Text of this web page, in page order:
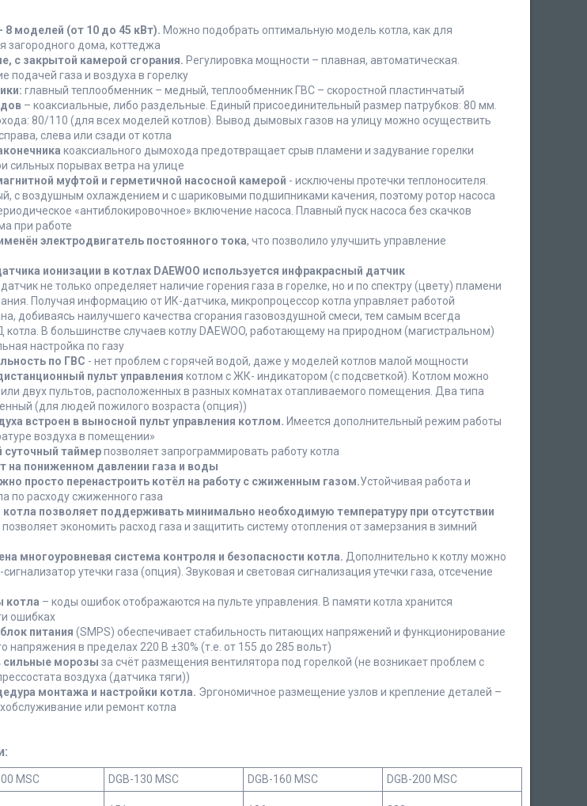
моделей (от 10 до 45 кВт). Можно подобрать оптимальную модель котла, как для
загородного дома, коттеджа
с закрытой камерой сгорания. Регулировка мощности – плавная, автоматическая.
подачей газа и воздуха в горелку
главный теплообменник – медный, теплообменник ГВС – скоростной пластинчатый
– коаксиальные, либо раздельные. Единый присоединительный размер патрубков: 80 мм.
80/110 (для всех моделей котлов). Вывод дымовых газов на улицу можно осуществить
слева или сзади от котла
коаксиального дымохода предотвращает срыв пламени и задувание горелки
сильных порывах ветра на улице
муфтой и герметичной насосной камерой - исключены протечки теплоносителя.
с воздушным охлаждением и с шариковыми подшипниками качения, поэтому ротор насоса
«антиблокировочное» включение насоса. Плавный пуск насоса без скачков
при работе
электродвигатель постоянного тока, что позволило улучшить управление
ионизации в котлах DAEWOO используется инфракрасный датчик
не только определяет наличие горения газа в горелке, но и по спектру (цвету) пламени
Получая информацию от ИК-датчика, микропроцессор котла управляет работой
добиваясь наилучшего качества сгорания газовоздушной смеси, тем самым всегда
В большинстве случаев котлу DAEWOO, работающему на природном (магистральном)
настройка по газу
по ГВС - нет проблем с горячей водой, даже у моделей котлов малой мощности
пульт управления котлом с ЖК- индикатором (с подсветкой). Котлом можно
двух пультов, расположенных в разных комнатах отапливаемого помещения. Два типа
(для людей пожилого возраста (опция))
встроен в выносной пульт управления котлом. Имеется дополнительный режим работы
воздуха в помещении»
суточный таймерпозволяет запрограммировать работу котла
на пониженном давлении газа и воды
просто перенастроить котёл на работу с сжиженным газом.Устойчивая работа и
по расходу сжиженного газа
позволяет поддерживать минимально необходимую температуру при отсутствии
позволяет экономить расход газа и защитить систему отопления от замерзания в зимний
многоуровневая система контроля и безопасности котла. Дополнительно к котлу можно
утечки газа (опция). Звуковая и световая сигнализация утечки газа, отсечение
котла – коды ошибок отображаются на пульте управления. В памяти котла хранится
ошибках
питания (SMPS) обеспечивает стабильность питающих напряжений и функционирование
напряжения в пределах 220 В ±30% (т.е. от 155 до 285 вольт)
сильные морозы за счёт размещения вентилятора под горелкой (не возникает проблем с
воздуха (датчика тяги))
монтажа и настройки котла. Эргономичное размещение узлов и крепление деталей –
или ремонт котла
MSC DGB-130 MSC DGB-160 MSC
DGB-200 MSC